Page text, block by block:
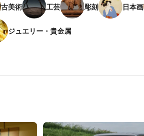
古美術 工芸 彫刻 日本画
ジュエリー・貴金属